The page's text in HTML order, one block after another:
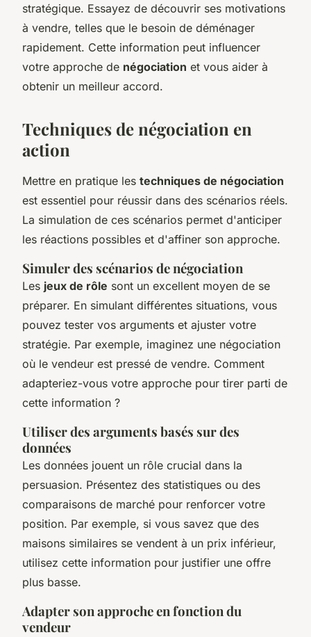
stratégique. Essayez de découvrir ses motivations
à vendre, telles que le besoin de déménager
rapidement. Cette information peut influencer
votre approche de négociation et vous aider à
obtenir un meilleur accord.
Techniques de négociation en
action
Mettre en pratique les techniques de négociation
est essentiel pour réussir dans des scénarios réels.
La simulation de ces scénarios permet d'anticiper
les réactions possibles et d'affiner son approche.
Simuler des scénarios de négociation
Les jeux de rôle sont un excellent moyen de se
préparer. En simulant différentes situations, vous
pouvez tester vos arguments et ajuster votre
stratégie. Par exemple, imaginez une négociation
où le vendeur est pressé de vendre. Comment
adapteriez-vous votre approche pour tirer parti de
cette information ?
Utiliser des arguments basés sur des
données
Les données jouent un rôle crucial dans la
persuasion. Présentez des statistiques ou des
comparaisons de marché pour renforcer votre
position. Par exemple, si vous savez que des
maisons similaires se vendent à un prix inférieur,
utilisez cette information pour justifier une offre
plus basse.
Adapter son approche en fonction du
vendeur